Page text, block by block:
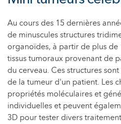
Au cours des 15 dernières
de minuscules structures
organoïdes, à partir de plus de
tissus tumoraux provenant de
du cerveau. Ces structures
de la tumeur d'un patient. Les
propriétés moléculaires et
individuelles et peuvent
3D pour tester divers